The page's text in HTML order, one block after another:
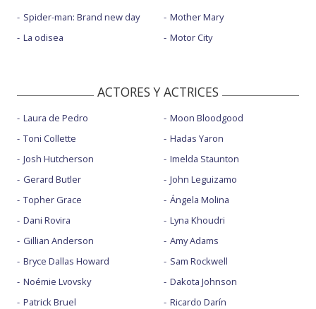
Spider-man: Brand new day
La odisea
Mother Mary
Motor City
ACTORES Y ACTRICES
Laura de Pedro
Toni Collette
Josh Hutcherson
Gerard Butler
Topher Grace
Dani Rovira
Gillian Anderson
Bryce Dallas Howard
Noémie Lvovsky
Patrick Bruel
Moon Bloodgood
Hadas Yaron
Imelda Staunton
John Leguizamo
Ángela Molina
Lyna Khoudri
Amy Adams
Sam Rockwell
Dakota Johnson
Ricardo Darín